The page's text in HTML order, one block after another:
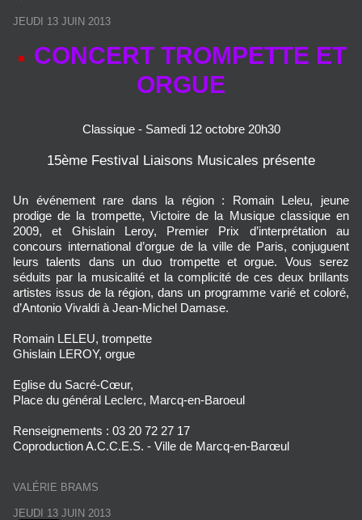
JEUDI 13 JUIN 2013
CONCERT TROMPETTE ET
ORGUE
Classique - Samedi 12 octobre 20h30
15ème Festival Liaisons Musicales présente
Un événement rare dans la région : Romain Leleu, jeune
prodige de la trompette, Victoire de la Musique classique en
2009, et Ghislain Leroy, Premier Prix d’interprétation au
concours international d’orgue de la ville de Paris, conjuguent
leurs talents dans un duo trompette et orgue. Vous serez
séduits par la musicalité et la complicité de ces deux brillants
artistes issus de la région, dans un programme varié et coloré,
d’Antonio Vivaldi à Jean-Michel Damase.
Romain LELEU, trompette
Ghislain LEROY, orgue
Eglise du Sacré-Cœur,
Place du général Leclerc, Marcq-en-Baroeul
Renseignements : 03 20 72 27 17
Coproduction A.C.C.E.S. - Ville de Marcq-en-Barœul
VALÉRIE BRAMS
JEUDI 13 JUIN 2013